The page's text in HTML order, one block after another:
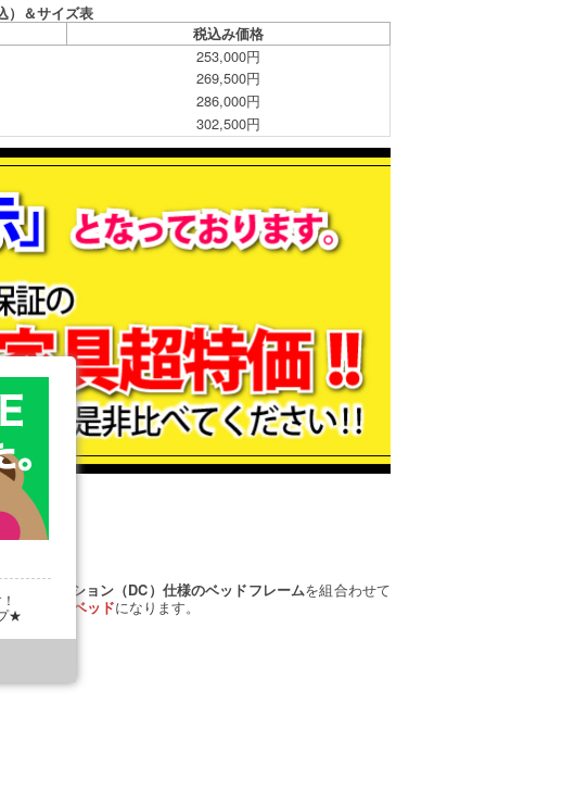
）＆サイズ表
税込み価格
253,000円
269,500円
286,000円
302,500円
ダブルクッション（DC）仕様のベッドフレームを組合わせて
ッションベッドになります。
★